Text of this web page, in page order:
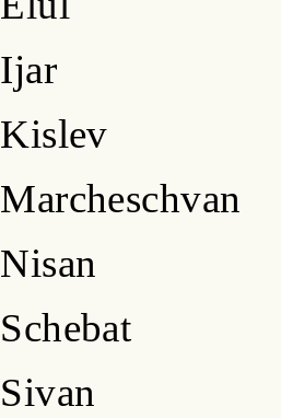
Ijar
Kislev
Marcheschvan
Nisan
Schebat
Sivan